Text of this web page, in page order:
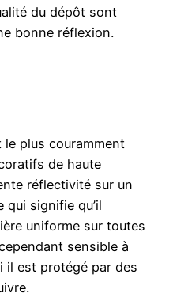
du dépôt sont
bonne réflexion.
le plus couramment
de haute
réflectivité sur un
qui signifie qu’il
uniforme sur toutes
sensible à
il est protégé par des